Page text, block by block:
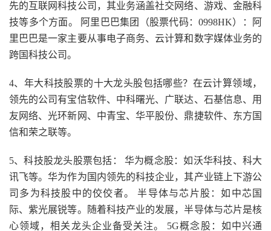
先的互联网科技公司，其业务涵盖社交网络、游戏、金融科
技等多个方面。 阿里巴巴集团（股票代码：0998HK）：阿
里巴巴是一家主要从事电子商务、云计算和数字媒体业务的
跨国科技公司。
4、年大科技股票的十大龙头股包括哪些？在云计算领域，
领先的公司有宝信软件、中科曙光、广联达、石基信息、用
友网络、光环新网、中青宝、华平股份、鼎捷软件、东方国
信和荣之联等。
5、科技股龙头股票包括： 华为概念股：如沃华科技、科大
讯飞等。华为作为国内领先的科技企业，其产业链上下游公
司多为科技股中的佼佼者。 半导体与芯片股：如中芯国
际、紫光展锐等。随着科技产业的发展，半导体与芯片是核
心领域，相关龙头企业备受关注。 5G概念股：如中兴通